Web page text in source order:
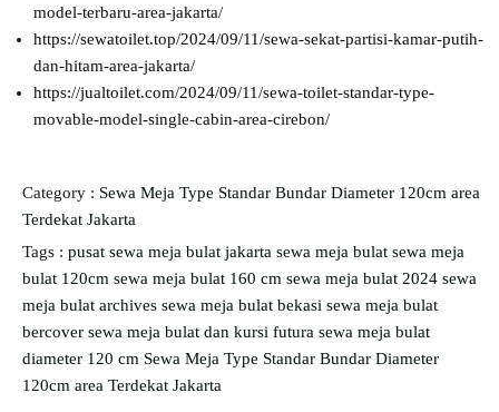
model-terbaru-area-jakarta/
https://sewatoilet.top/2024/09/11/sewa-sekat-partisi-kamar-putih-
dan-hitam-area-jakarta/
https://jualtoilet.com/2024/09/11/sewa-toilet-standar-type-
movable-model-single-cabin-area-cirebon/
Category : Sewa Meja Type Standar Bundar Diameter 120cm area
Terdekat Jakarta
Tags : pusat sewa meja bulat jakarta sewa meja bulat sewa meja
bulat 120cm sewa meja bulat 160 cm sewa meja bulat 2024 sewa
meja bulat archives sewa meja bulat bekasi sewa meja bulat
bercover sewa meja bulat dan kursi futura sewa meja bulat
diameter 120 cm Sewa Meja Type Standar Bundar Diameter
120cm area Terdekat Jakarta